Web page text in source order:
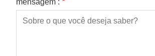
mensagem : *